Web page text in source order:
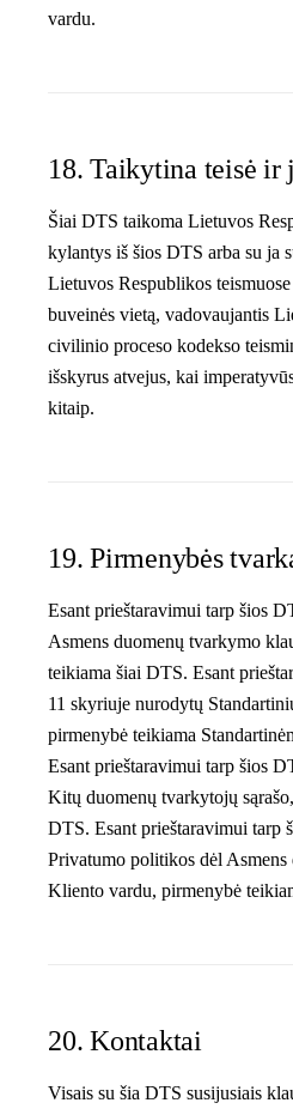
vardu.
18. Taikytina teisė
Šiai DTS taikoma Lietuvos
kylantys iš šios DTS arba su ja
Lietuvos Respublikos
buveinės vietą, vadovaujantis
civilinio proceso kodekso
išskyrus atvejus, kai
kitaip.
19. Pirmenybės
Esant prieštaravimui tarp šios
Asmens duomenų tvarkymo
teikiama šiai DTS. Esant
11 skyriuje nurodytų
pirmenybė teikiama
Esant prieštaravimui tarp šios
Kitų duomenų tvarkytojų
DTS. Esant prieštaravimui tarp
Privatumo politikos dėl Asmens
Kliento vardu, pirmenybė
20. Kontaktai
Visais su šia DTS susijusiais